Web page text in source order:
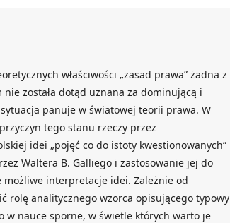
właściwości „zasad prawa” żadna z
została dotąd uznana za dominującą i
panuje w światowej teorii prawa. W
tego stanu rzeczy przez
idei „pojęć co do istoty kwestionowanych”
Waltera B. Galliego i zastosowanie jej do
interpretacje idei. Zależnie od
rolę analitycznego wzorca opisującego typowy
w nauce sporne, w świetle których warto je